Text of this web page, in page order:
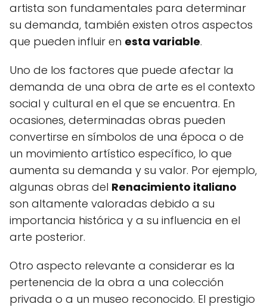
artista son fundamentales para determinar
su demanda, también existen otros aspectos
que pueden influir en esta variable.
Uno de los factores que puede afectar la
demanda de una obra de arte es el contexto
social y cultural en el que se encuentra. En
ocasiones, determinadas obras pueden
convertirse en símbolos de una época o de
un movimiento artístico específico, lo que
aumenta su demanda y su valor. Por ejemplo,
algunas obras del Renacimiento italiano
son altamente valoradas debido a su
importancia histórica y a su influencia en el
arte posterior.
Otro aspecto relevante a considerar es la
pertenencia de la obra a una colección
privada o a un museo reconocido. El prestigio